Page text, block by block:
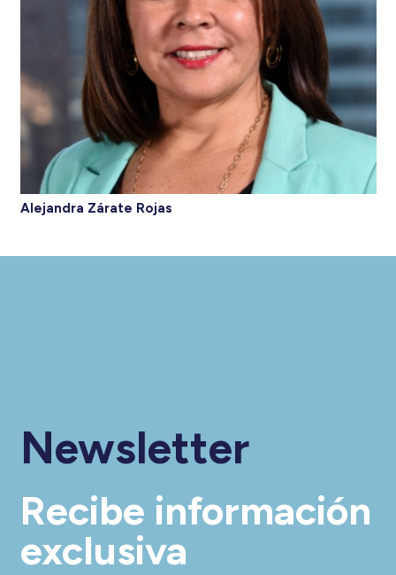
Alejandra Zárate Rojas
Newsletter
Recibe información
exclusiva